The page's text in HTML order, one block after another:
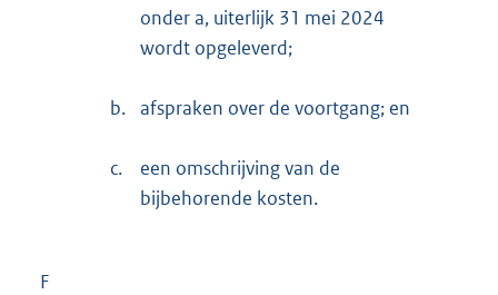
onder a, uiterlijk 31 mei 2024
wordt opgeleverd;
b. afspraken over de voortgang; en
c.
een omschrijving van de
bijbehorende kosten.
F